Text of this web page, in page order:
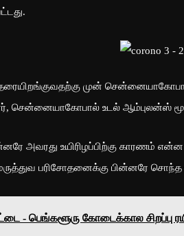
முன்
சென்னையாகோபால் உடல் ஆம்புலன்ஸ்
அவரது உயிரிழப்பிற்கு காரணம்
பரிசோதனைக்கு பின்னரே சொந்த
- பெங்களூரு கோடைக்கால சிறப்பு